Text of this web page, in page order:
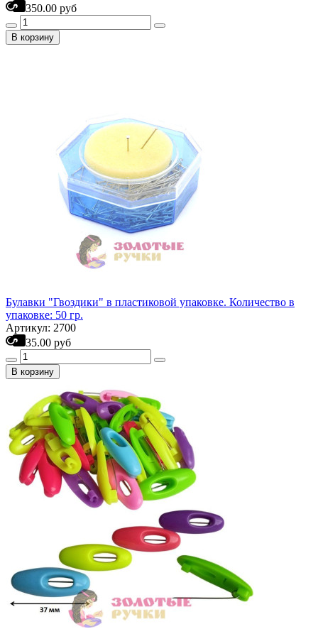
350.00 руб
В корзину
Булавки "Гвоздики" в пластиковой упаковке. Количество в
упаковке: 50 гр.
Артикул: 2700
35.00 руб
В корзину